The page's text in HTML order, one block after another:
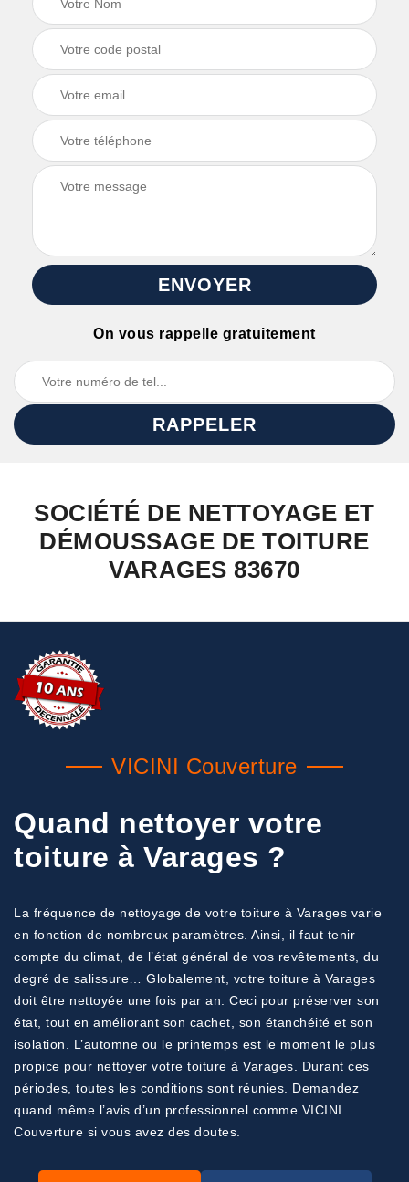
On vous rappelle gratuitement
SOCIÉTÉ DE NETTOYAGE ET
DÉMOUSSAGE DE TOITURE
VARAGES 83670
VICINI Couverture
Quand nettoyer votre
toiture à Varages ?
La fréquence de nettoyage de votre toiture à Varages varie
en fonction de nombreux paramètres. Ainsi, il faut tenir
compte du climat, de l’état général de vos revêtements, du
degré de salissure… Globalement, votre toiture à Varages
doit être nettoyée une fois par an. Ceci pour préserver son
état, tout en améliorant son cachet, son étanchéité et son
isolation. L’automne ou le printemps est le moment le plus
propice pour nettoyer votre toiture à Varages. Durant ces
périodes, toutes les conditions sont réunies. Demandez
quand même l’avis d’un professionnel comme VICINI
Couverture si vous avez des doutes.